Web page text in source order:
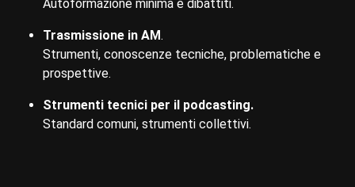
Autoformazione minima e dibattiti.
Trasmissione in AM.
Strumenti, conoscenze tecniche, problematiche e
prospettive.
Strumenti tecnici per il podcasting.
Standard comuni, strumenti collettivi.